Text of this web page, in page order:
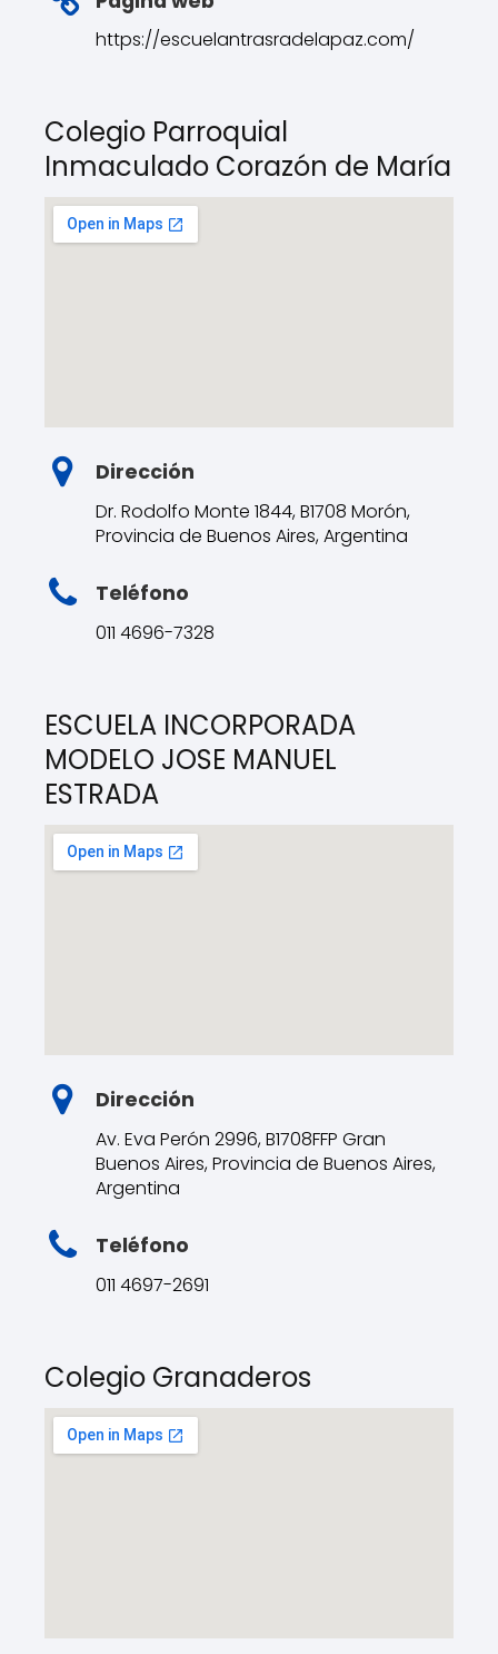
https://escuelantrasradelapaz.com/
Colegio Parroquial
Inmaculado Corazón de María
Dirección
Dr. Rodolfo Monte 1844, B1708 Morón,
Provincia de Buenos Aires, Argentina
Teléfono
011 4696-7328
ESCUELA INCORPORADA
MODELO JOSE MANUEL
ESTRADA
Dirección
Av. Eva Perón 2996, B1708FFP Gran
Buenos Aires, Provincia de Buenos Aires,
Argentina
Teléfono
011 4697-2691
Colegio Granaderos